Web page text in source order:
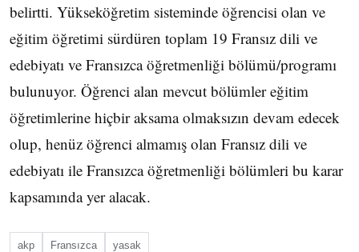
belirtti. Yükseköğretim sisteminde öğrencisi olan ve
eğitim öğretimi sürdüren toplam 19 Fransız dili ve
edebiyatı ve Fransızca öğretmenliği bölümü/programı
bulunuyor. Öğrenci alan mevcut bölümler eğitim
öğretimlerine hiçbir aksama olmaksızın devam edecek
olup, henüz öğrenci almamış olan Fransız dili ve
edebiyatı ile Fransızca öğretmenliği bölümleri bu karar
kapsamında yer alacak.
akp Fransızca yasak